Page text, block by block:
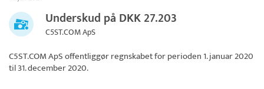
Underskud på DKK 27.203
C5ST.COM ApS
C5ST.COM ApSoffentliggør regnskabet for perioden 1. januar 2020
til 31. december 2020.